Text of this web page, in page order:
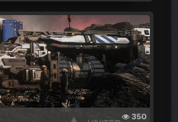
350